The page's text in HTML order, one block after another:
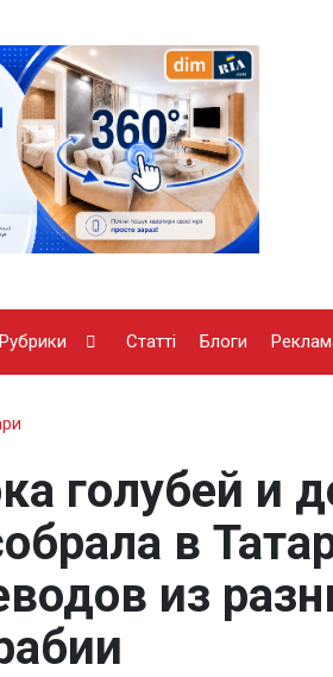
Рубрики Статті Блоги
голубей и
в
из